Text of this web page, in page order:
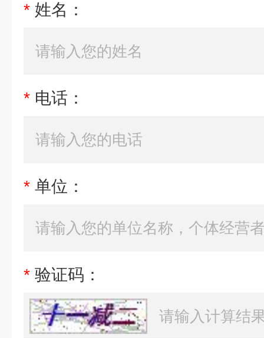
* 姓名：
* 电话：
* 单位：
* 验证码：